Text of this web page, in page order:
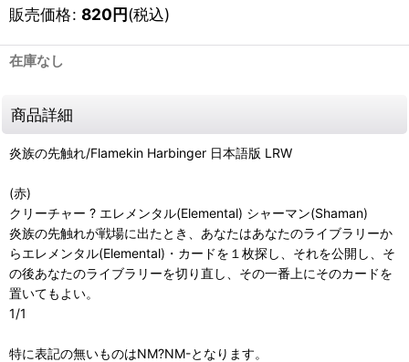
販売価格: 820円(税込)
在庫なし
商品詳細
炎族の先触れ/Flamekin Harbinger 日本語版 LRW
(赤)
クリーチャー ? エレメンタル(Elemental) シャーマン(Shaman)
炎族の先触れが戦場に出たとき、あなたはあなたのライブラリーか
らエレメンタル(Elemental)・カードを１枚探し、それを公開し、そ
の後あなたのライブラリーを切り直し、その一番上にそのカードを
置いてもよい。
1/1
特に表記の無いものはNM?NM-となります。